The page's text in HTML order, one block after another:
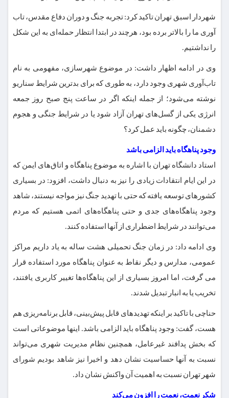
شهردار اسبق تهران تاکید کرد:‌ تجربه جنگ و دوران دفاع مقدس، تاب
آوری ما را بالاتر برده بود، هرچند در ابتدا انتظار حمله‌ای به این شکل
را نداشتیم.
وی در ادامه اظهار داشت: در موضوع شهرسازی، مفهومی به نام
تاب‌آوری شهری وجود دارد، به طوری که برای بدترین شرایط سناریو
نوشته می‌شود؛ از جمله اینکه اگر در ساعت پنج صبح روز جمعه
انرژی یکی از گسل‌های تهران آزاد شود یا در شرایط جنگی و هجوم
دشمنان، چگونه باید عمل کرد؟
وجود پناهگاه باید الزامی باشد
استاد دانشگاه تهران با اشاره به موضوع پناهگاه و اتاق‌های ایمن که
در این ایام انتقادات زیادی را نیز به دنبال داشت، افزود: در بسیاری
کشورهای توسعه یافته که حتی با تهدید جنگ نیز مواجه نیستند، شاهد
وجود پناهگاه‌های جدی و حتی پناهگاه‌های اتمی هستیم که مردم
می‌توانند در شرایط اضطراری از آنها استفاده کنند.
وی ادامه داد: در زمان جنگ تحمیلی هشت ساله به یاد داریم مراکز
عمومی، مدارس و دیگر نقاط به عنوان پناهگاه مورد استفاده قرار
می گرفت، اما امروز بسیاری از این پناهگاه‌ها تغییر کاربری یافتند،
تخریب یا به انبار تبدیل شدند.
حناچی با تاکید بر اینکه تهدیدهای قابل پیش‌بینی، قابل برنامه‌ریزی هم
هست، گفت: وجود پناهگاه باید الزامی باشد. اینها موضوعاتی است
که بخش پدافند غیرعامل، همچنین نظام مدیریت شهری می‌تواند
نسبت به آنها حساسیت نشان دهد و اخیرا نیز شاهد بودیم شورای
شهر تهران نسبت به اهمیت آن واکنش نشان داد.
شکر نعمت، نعمت را افزون می‌کند